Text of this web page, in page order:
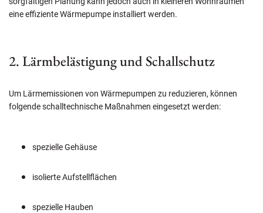
eine effiziente Wärmepumpe installiert werden.
2. Lärmbelästigung und Schallschutz
Um Lärmemissionen von Wärmepumpen zu reduzieren, können
folgende schalltechnische Maßnahmen eingesetzt werden:
spezielle Gehäuse
isolierte Aufstellflächen
spezielle Hauben